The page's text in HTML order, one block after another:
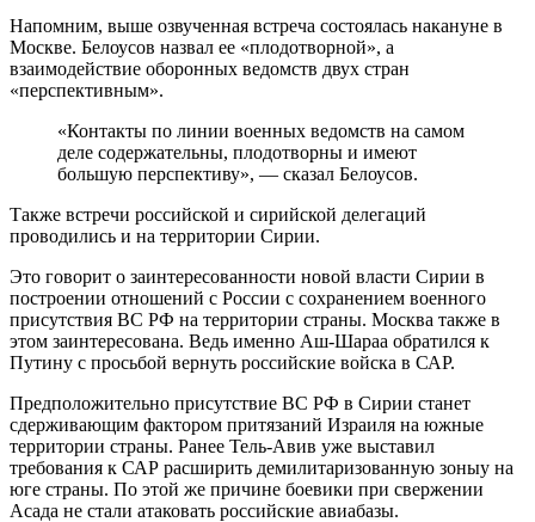
Напомним, выше озвученная встреча состоялась накануне в
Москве. Белоусов назвал ее «плодотворной», а
взаимодействие оборонных ведомств двух стран
«перспективным».
«Контакты по линии военных ведомств на самом
деле содержательны, плодотворны и имеют
большую перспективу», — сказал Белоусов.
Также встречи российской и сирийской делегаций
проводились и на территории Сирии.
Это говорит о заинтересованности новой власти Сирии в
построении отношений с России с сохранением военного
присутствия ВС РФ на территории страны. Москва также в
этом заинтересована. Ведь именно Аш-Шараа обратился к
Путину с просьбой вернуть российские войска в САР.
Предположительно присутствие ВС РФ в Сирии станет
сдерживающим фактором притязаний Израиля на южные
территории страны. Ранее Тель-Авив уже выставил
требования к САР расширить демилитаризованную зоныу на
юге страны. По этой же причине боевики при свержении
Асада не стали атаковать российские авиабазы.